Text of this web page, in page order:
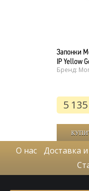
Запонки
IP Yellow
Бренд:
5
О нас Доставка